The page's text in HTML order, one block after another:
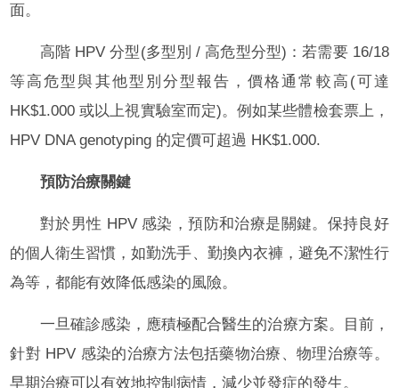
面。
高階 HPV 分型(多型別 / 高危型分型)：若需要 16/18
等高危型與其他型別分型報告，價格通常較高(可達
HK$1.000 或以上視實驗室而定)。例如某些體檢套票上，
HPV DNA genotyping 的定價可超過 HK$1.000.
預防治療關鍵
對於男性 HPV 感染，預防和治療是關鍵。保持良好
的個人衛生習慣，如勤洗手、勤換內衣褲，避免不潔性行
為等，都能有效降低感染的風險。
一旦確診感染，應積極配合醫生的治療方案。目前，
針對 HPV 感染的治療方法包括藥物治療、物理治療等。
早期治療可以有效地控制病情，減少並發症的發生。